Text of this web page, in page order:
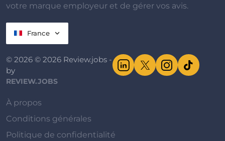
votre marque employeur et de gérer vos avis.
France
© 2026 © 2026 Review.jobs -
by
REVIEW.JOBS
À propos
Conditions générales
Politique de confidentialité